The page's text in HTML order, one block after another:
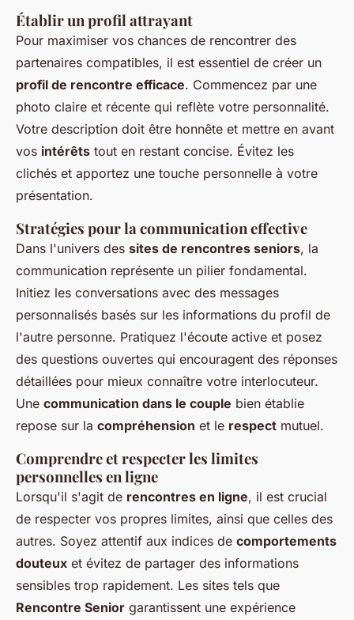
Établir un profil attrayant
Pour maximiser vos chances de rencontrer des
partenaires compatibles, il est essentiel de créer un
profil de rencontre efficace. Commencez par une
photo claire et récente qui reflète votre personnalité.
Votre description doit être honnête et mettre en avant
vos intérêts tout en restant concise. Évitez les
clichés et apportez une touche personnelle à votre
présentation.
Stratégies pour la communication effective
Dans l'univers des sites de rencontres seniors, la
communication représente un pilier fondamental.
Initiez les conversations avec des messages
personnalisés basés sur les informations du profil de
l'autre personne. Pratiquez l'écoute active et posez
des questions ouvertes qui encouragent des réponses
détaillées pour mieux connaître votre interlocuteur.
Une communication dans le couple bien établie
repose sur la compréhension et le respect mutuel.
Comprendre et respecter les limites
personnelles en ligne
Lorsqu'il s'agit de rencontres en ligne, il est crucial
de respecter vos propres limites, ainsi que celles des
autres. Soyez attentif aux indices de comportements
douteux et évitez de partager des informations
sensibles trop rapidement. Les sites tels que
Rencontre Senior garantissent une expérience